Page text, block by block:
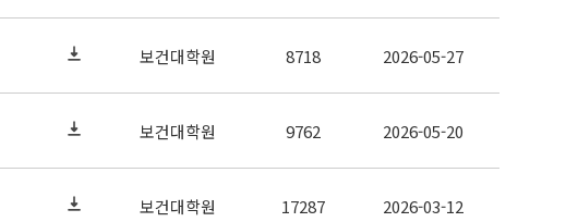
보건대학원 8718 2026-05-27
보건대학원 9762 2026-05-20
보건대학원 17287 2026-03-12